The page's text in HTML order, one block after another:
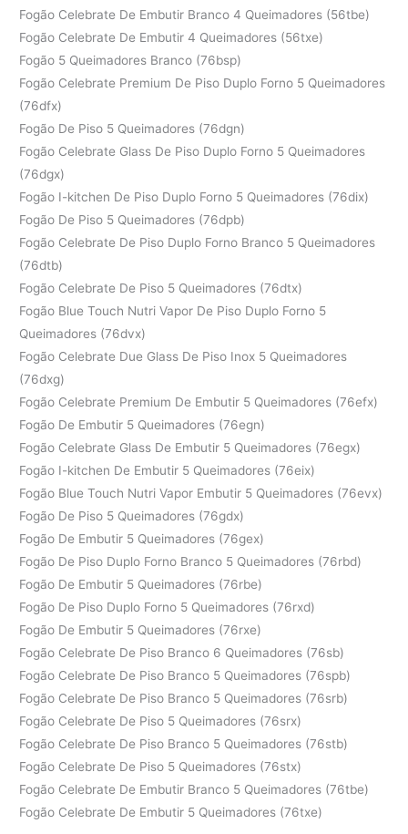
Fogão Celebrate De Embutir Branco 4 Queimadores (56tbe)
Fogão Celebrate De Embutir 4 Queimadores (56txe)
Fogão 5 Queimadores Branco (76bsp)
Fogão Celebrate Premium De Piso Duplo Forno 5 Queimadores
(76dfx)
Fogão De Piso 5 Queimadores (76dgn)
Fogão Celebrate Glass De Piso Duplo Forno 5 Queimadores
(76dgx)
Fogão I-kitchen De Piso Duplo Forno 5 Queimadores (76dix)
Fogão De Piso 5 Queimadores (76dpb)
Fogão Celebrate De Piso Duplo Forno Branco 5 Queimadores
(76dtb)
Fogão Celebrate De Piso 5 Queimadores (76dtx)
Fogão Blue Touch Nutri Vapor De Piso Duplo Forno 5
Queimadores (76dvx)
Fogão Celebrate Due Glass De Piso Inox 5 Queimadores
(76dxg)
Fogão Celebrate Premium De Embutir 5 Queimadores (76efx)
Fogão De Embutir 5 Queimadores (76egn)
Fogão Celebrate Glass De Embutir 5 Queimadores (76egx)
Fogão I-kitchen De Embutir 5 Queimadores (76eix)
Fogão Blue Touch Nutri Vapor Embutir 5 Queimadores (76evx)
Fogão De Piso 5 Queimadores (76gdx)
Fogão De Embutir 5 Queimadores (76gex)
Fogão De Piso Duplo Forno Branco 5 Queimadores (76rbd)
Fogão De Embutir 5 Queimadores (76rbe)
Fogão De Piso Duplo Forno 5 Queimadores (76rxd)
Fogão De Embutir 5 Queimadores (76rxe)
Fogão Celebrate De Piso Branco 6 Queimadores (76sb)
Fogão Celebrate De Piso Branco 5 Queimadores (76spb)
Fogão Celebrate De Piso Branco 5 Queimadores (76srb)
Fogão Celebrate De Piso 5 Queimadores (76srx)
Fogão Celebrate De Piso Branco 5 Queimadores (76stb)
Fogão Celebrate De Piso 5 Queimadores (76stx)
Fogão Celebrate De Embutir Branco 5 Queimadores (76tbe)
Fogão Celebrate De Embutir 5 Queimadores (76txe)